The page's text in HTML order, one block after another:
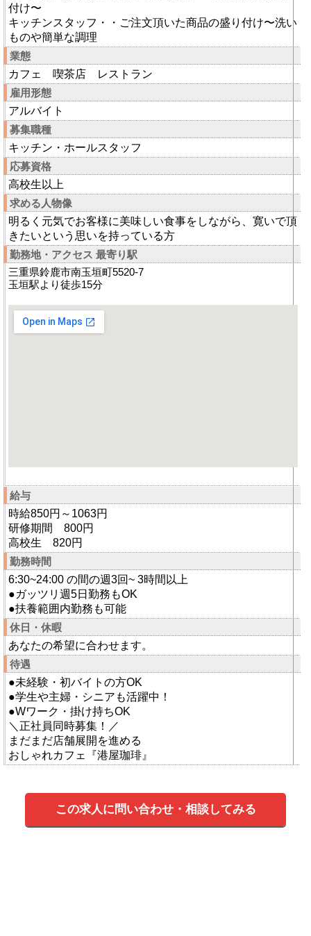
付け〜
キッチンスタッフ・・ご注文頂いた商品の盛り付け〜洗い
ものや簡単な調理
業態
カフェ 喫茶店 レストラン
雇用形態
アルバイト
募集職種
キッチン・ホールスタッフ
応募資格
高校生以上
求める人物像
明るく元気でお客様に美味しい食事をしながら、寛いで頂
きたいという思いを持っている方
勤務地・アクセス 最寄り駅
三重県鈴鹿市南玉垣町5520-7
玉垣駅より徒歩15分
給与
時給850円～1063円
研修期間 800円
高校生 820円
勤務時間
6:30~24:00 の間の週3回~ 3時間以上
●ガッツリ週5日勤務もOK
●扶養範囲内勤務も可能
休日・休暇
あなたの希望に合わせます。
待遇
●未経験・初バイトの方OK
●学生や主婦・シニアも活躍中！
●Wワーク・掛け持ちOK
＼正社員同時募集！／
まだまだ店舗展開を進める
おしゃれカフェ『港屋珈琲』
この求人に問い合わせ・相談してみる